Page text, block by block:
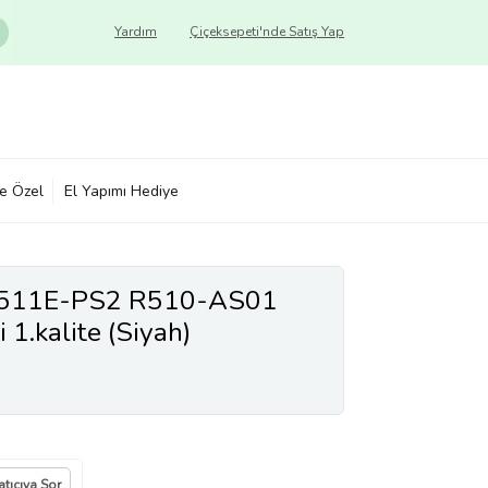
Çiçeksepeti'nde Satış Yap
Yardım
Özel El Yapımı Hediye
PS2 R510-AS01
(Siyah)